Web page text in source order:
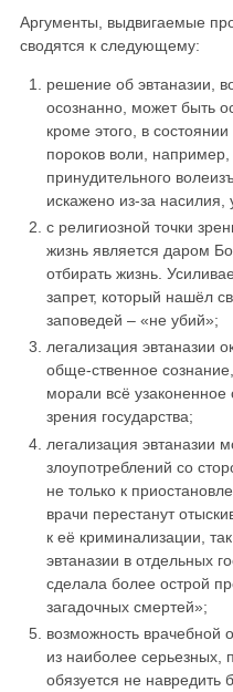
Аргументы, выдвигаемые
сводятся к следующему:
решение об эвтаназии,
осознанно, может быть
кроме этого, в
пороков воли,
принудительного
искажено из-за насилия,
с религиозной точки
жизнь является даром
отбирать жизнь.
запрет, который нашёл
заповедей – «не убий»;
легализация эвтаназии
обще-ственное
морали всё узаконенное
зрения государства;
легализация эвтаназии
злоупотреблений со
не только к
врачи перестанут
к её криминализации,
эвтаназии в отдельных
сделала более острой
загадочных смертей»;
возможность врачебной
из наиболее серьезных,
обязуется не